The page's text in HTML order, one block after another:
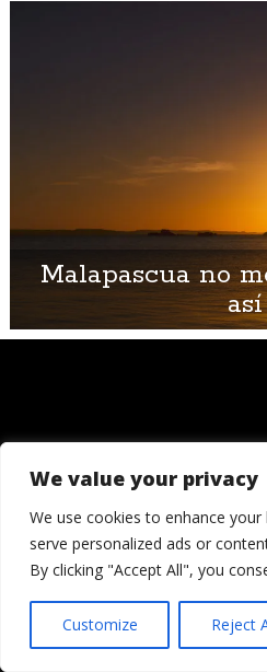
We value your privacy
We use cookies to enhance
serve personalized ads or
By clicking "Accept All", you
Customize Reject
Malapascua no
así
© 2006 -
dicen que llegada una
cabeza.
Crónicas de una cámara